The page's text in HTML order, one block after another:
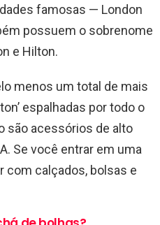
famosas — London
possuem o sobrenome
e Hilton.
menos um total de mais
espalhadas por todo o
são acessórios de alto
Se você entrar em uma
com calçados, bolsas e